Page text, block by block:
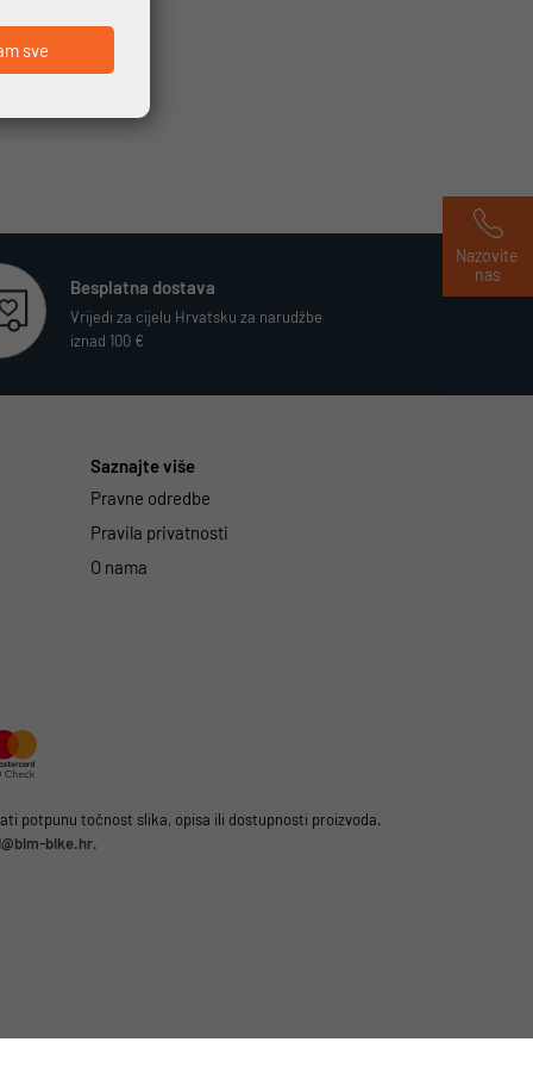
Besplatna dostava
Vrijedi za cijelu Hrvatsku za narudžbe
iznad 100 €
Saznajte više
Pravne odredbe
Pravila privatnosti
O nama
potpunu točnost slika, opisa ili dostupnosti proizvoda.
bike.hr.
Nazovite
nas
sve